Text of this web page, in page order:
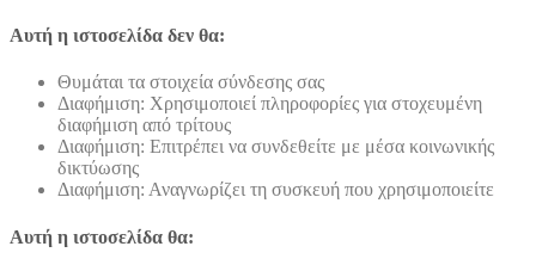
Αυτή η ιστοσελίδα δεν θα:
Θυμάται τα στοιχεία σύνδεσης σας
Διαφήμιση: Χρησιμοποιεί πληροφορίες για στοχευμένη
διαφήμιση από τρίτους
Διαφήμιση: Επιτρέπει να συνδεθείτε με μέσα κοινωνικής
δικτύωσης
Διαφήμιση: Αναγνωρίζει τη συσκευή που χρησιμοποιείτε
Αυτή η ιστοσελίδα θα: